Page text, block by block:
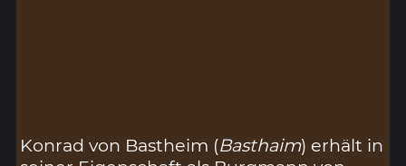
Konrad von Bastheim (Basthaim) erhält in